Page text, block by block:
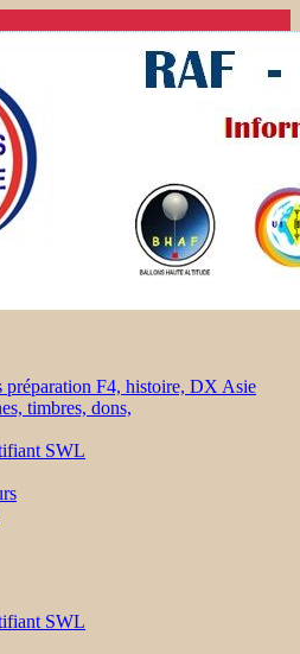
préparation F4, histoire, DX Asie
timbres, dons,
SWL
SWL